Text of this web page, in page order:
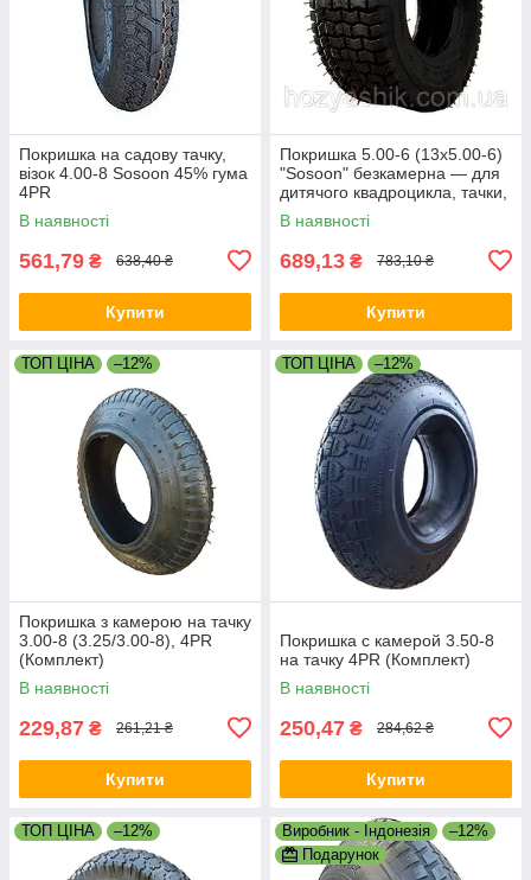
Покришка на садову тачку,
візок 4.00-8 Sosoon 45% гума
4PR
В наявності
561,79 ₴ 638,40 ₴
Купити
Покришка 5.00-6 (13x5.00-6)
"Sosoon" безкамерна — для
дитячого квадроцикла, тачки,
візка
В наявності
689,13 ₴ 783,10 ₴
Купити
ТОП ЦІНА –12%
Покришка з камерою на тачку
3.00-8 (3.25/3.00-8), 4PR
(Комплект)
В наявності
229,87 ₴ 261,21 ₴
Купити
ТОП ЦІНА –12%
Покришка с камерой 3.50-8
на тачку 4PR (Комплект)
В наявності
250,47 ₴ 284,62 ₴
Купити
ТОП ЦІНА –12% Виробник - Індонезія
–12%
Подарунок